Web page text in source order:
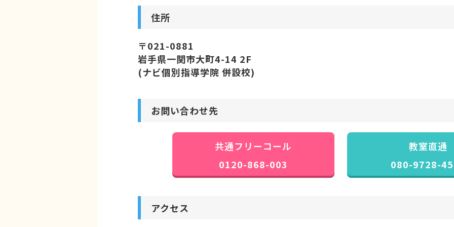
住所
〒021-0881
岩手県一関市大町4-14 2F
(ナビ個別指導学院 併設校)
お問い合わせ先
共通フリーコール
0120-868-003
教室直通
080-9728-
アクセス